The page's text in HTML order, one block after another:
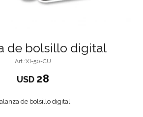
de bolsillo digital
XI-50-CU
USD 28
de bolsillo digital